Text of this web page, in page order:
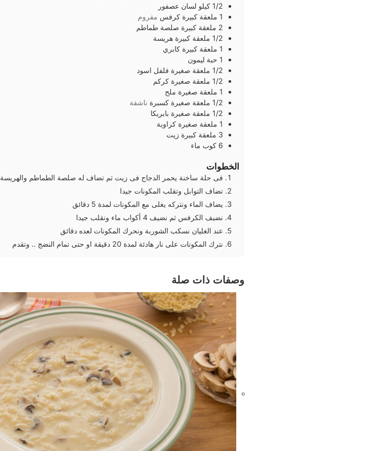
1/2 كيلو لسان عصفور
1 ملعقة كبيرة كرفس مفروم
2 ملعقة كبيرة صلصة طماطم
1/2 ملعقة كبيرة هريسة
1 ملعقة كبيرة كابري
1 حبة ليمون
1/2 ملعقة صغيرة فلفل اسود
1/2 ملعقة صغيرة كركم
1 ملعقة صغيرة ملح
1/2 ملعقة صغيرة كسبرة ناشفة
1/2 ملعقة صغيرة بابريكا
1 ملعقة صغيرة كراوية
3 ملعقة كبيرة زيت
6 كوب ماء
الخطوات
فى حلة ساخنة يحمر الدجاج فى زيت ثم تضاف له صلصة الطماطم والهريسة
تضاف التوابل وتقلب المكونات جيدا
يضاف الماء ونتركه يغلى مع المكونات لمدة 5 دقائق
نضيف الكرفس ثم نضيف 4 أكواب ماء ونقلب جيدا
عند الغليان نسكب الشوربة ونحرك المكونات لعده دقائق
نترك المكونات على نار هادئة لمدة 20 دقيقة او حتى تمام النضج .. وتقدم
وصفات ذات صلة